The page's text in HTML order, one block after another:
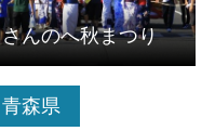
青森県
さんのへ秋まつり